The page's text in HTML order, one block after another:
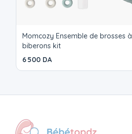
Momcozy Ensemble de brosses à
biberons kit
6 500 DA